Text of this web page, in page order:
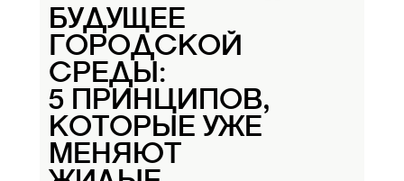
БУДУЩЕЕ
ГОРОДСКОЙ
СРЕДЫ:
5 ПРИНЦИПОВ,
КОТОРЫЕ УЖЕ
МЕНЯЮТ